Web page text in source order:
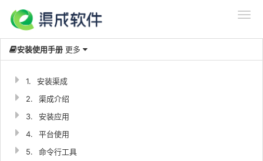
安装使用手册 更多
1.
安装渠成
2.
渠成介绍
3.
安装应用
4.
平台使用
5.
命令行工具